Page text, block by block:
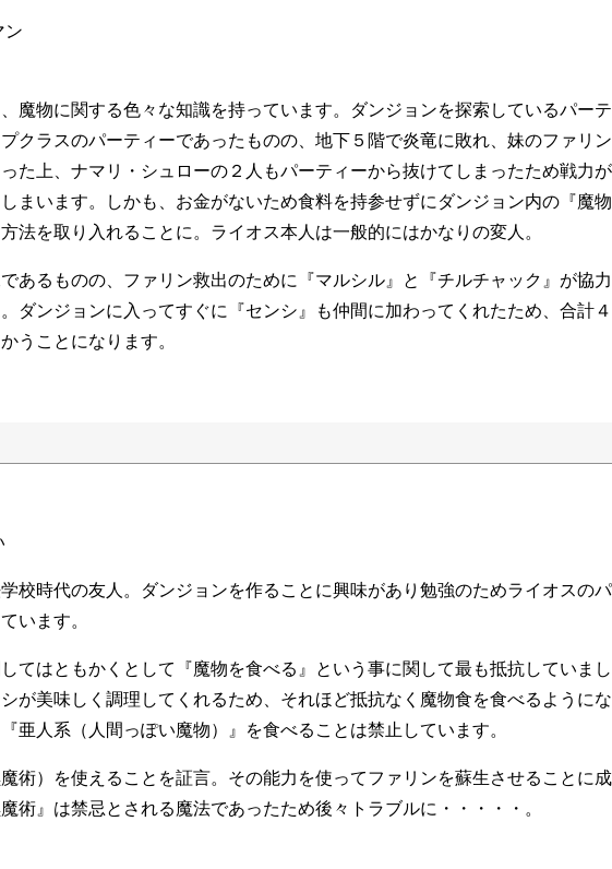
ン
魔物に関する色々な知識を持っています。ダンジョンを探索しているパーテ
クラスのパーティーであったものの、地下５階で炎竜に敗れ、妹のファリン
た上、ナマリ・シュローの２人もパーティーから抜けてしまったため戦力が
まいます。しかも、お金がないため食料を持参せずにダンジョン内の『魔物
法を取り入れることに。ライオス本人は一般的にはかなりの変人。
あるものの、ファリン救出のために『マルシル』と『チルチャック』が協力
ダンジョンに入ってすぐに『センシ』も仲間に加わってくれたため、合計４
うことになります。
校時代の友人。ダンジョンを作ることに興味があり勉強のためライオスのパ
います。
てはともかくとして『魔物を食べる』という事に関して最も抵抗していまし
が美味しく調理してくれるため、それほど抵抗なく魔物食を食べるようにな
亜人系（人間っぽい魔物）』を食べることは禁止しています。
術）を使えることを証言。その能力を使ってファリンを蘇生させることに成
術』は禁忌とされる魔法であったため後々トラブルに・・・・・。